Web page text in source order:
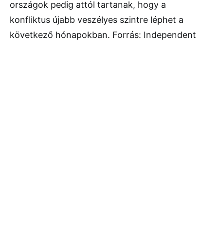
országok pedig attól tartanak, hogy a
konfliktus újabb veszélyes szintre léphet a
következő hónapokban. Forrás: Independent